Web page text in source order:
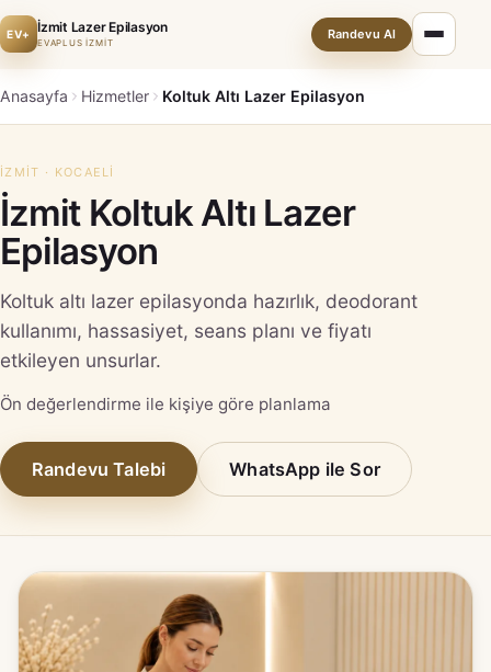
EV+ İzmit Lazer Epilasyon
EVAPLUS İZMİT
Randevu Al
Anasayfa Hizmetler Koltuk Altı Lazer Epilasyon
İZMIT · KOCAELI
İzmit Koltuk Altı Lazer
Epilasyon
Koltuk altı lazer epilasyonda hazırlık, deodorant
kullanımı, hassasiyet, seans planı ve fiyatı
etkileyen unsurlar.
Ön değerlendirme ile kişiye göre planlama
Randevu Talebi WhatsApp ile Sor